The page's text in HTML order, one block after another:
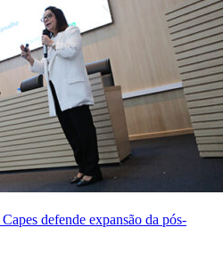
defende expansão da pós-